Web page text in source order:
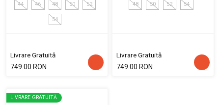
44 46 48 50 52
54
Livrare Gratuită
749.00 RON
48 50 52 54
Livrare Gratuită
749.00 RON
LIVRARE GRATUITĂ